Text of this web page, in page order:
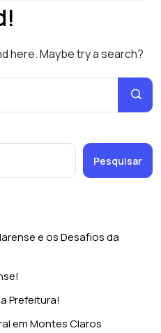
here. Maybe try a search?
Pesquisar
e os Desafios da
Prefeitura!
em Montes Claros